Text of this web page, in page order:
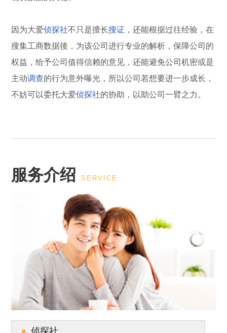
因为大爱侦探社不只是擅长搜证 ，还能根据过往经验，在
搜集工商数据後，为该公司进行专业的解析，保障公司的
权益，给予公司值得信赖的意见，还能避免公司机密或是
主动调查的行为意外曝光，所以公司若想要进一步成长，
不妨可以委托大爱侦探社的协助，以助公司一臂之力。
服务介绍 SERVICE
侦探社